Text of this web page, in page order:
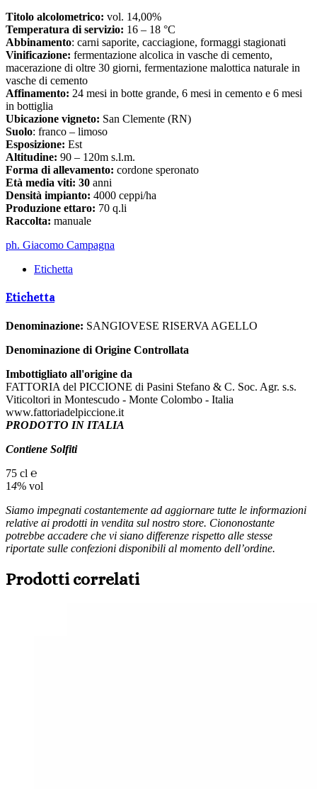
Titolo alcolometrico: vol. 14,00%
Temperatura di servizio: 16 – 18 °C
Abbinamento: carni saporite, cacciagione, formaggi stagionati
Vinificazione: fermentazione alcolica in vasche di cemento,
macerazione di oltre 30 giorni, fermentazione malottica naturale in
vasche di cemento
Affinamento: 24 mesi in botte grande, 6 mesi in cemento e 6 mesi
in bottiglia
Ubicazione vigneto: San Clemente (RN)
Suolo: franco – limoso
Esposizione: Est
Altitudine: 90 – 120m s.l.m.
Forma di allevamento: cordone speronato
Età media viti: 30 anni
Densità impianto: 4000 ceppi/ha
Produzione ettaro: 70 q.li
Raccolta: manuale
ph. Giacomo Campagna
Etichetta
Etichetta
Denominazione: SANGIOVESE RISERVA AGELLO
Denominazione di Origine Controllata
Imbottigliato all'origine da
FATTORIA del PICCIONE di Pasini Stefano & C. Soc. Agr. s.s.
Viticoltori in Montescudo - Monte Colombo - Italia
www.fattoriadelpiccione.it
PRODOTTO IN ITALIA
Contiene Solfiti
75 cl ℮
14% vol
Siamo impegnati costantemente ad aggiornare tutte le informazioni
relative ai prodotti in vendita sul nostro store. Ciononostante
potrebbe accadere che vi siano differenze rispetto alle stesse
riportate sulle confezioni disponibili al momento dell’ordine.
Prodotti correlati